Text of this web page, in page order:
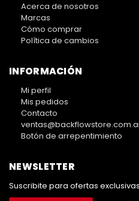
Acerca de nosotros
Marcas
Cómo comprar
Política de cambios
INFORMACIÓN
Mi perfil
Mis pedidos
Contacto
Botón de arrepentimiento
NEWSLETTER
Suscribite para ofertas exclusivas